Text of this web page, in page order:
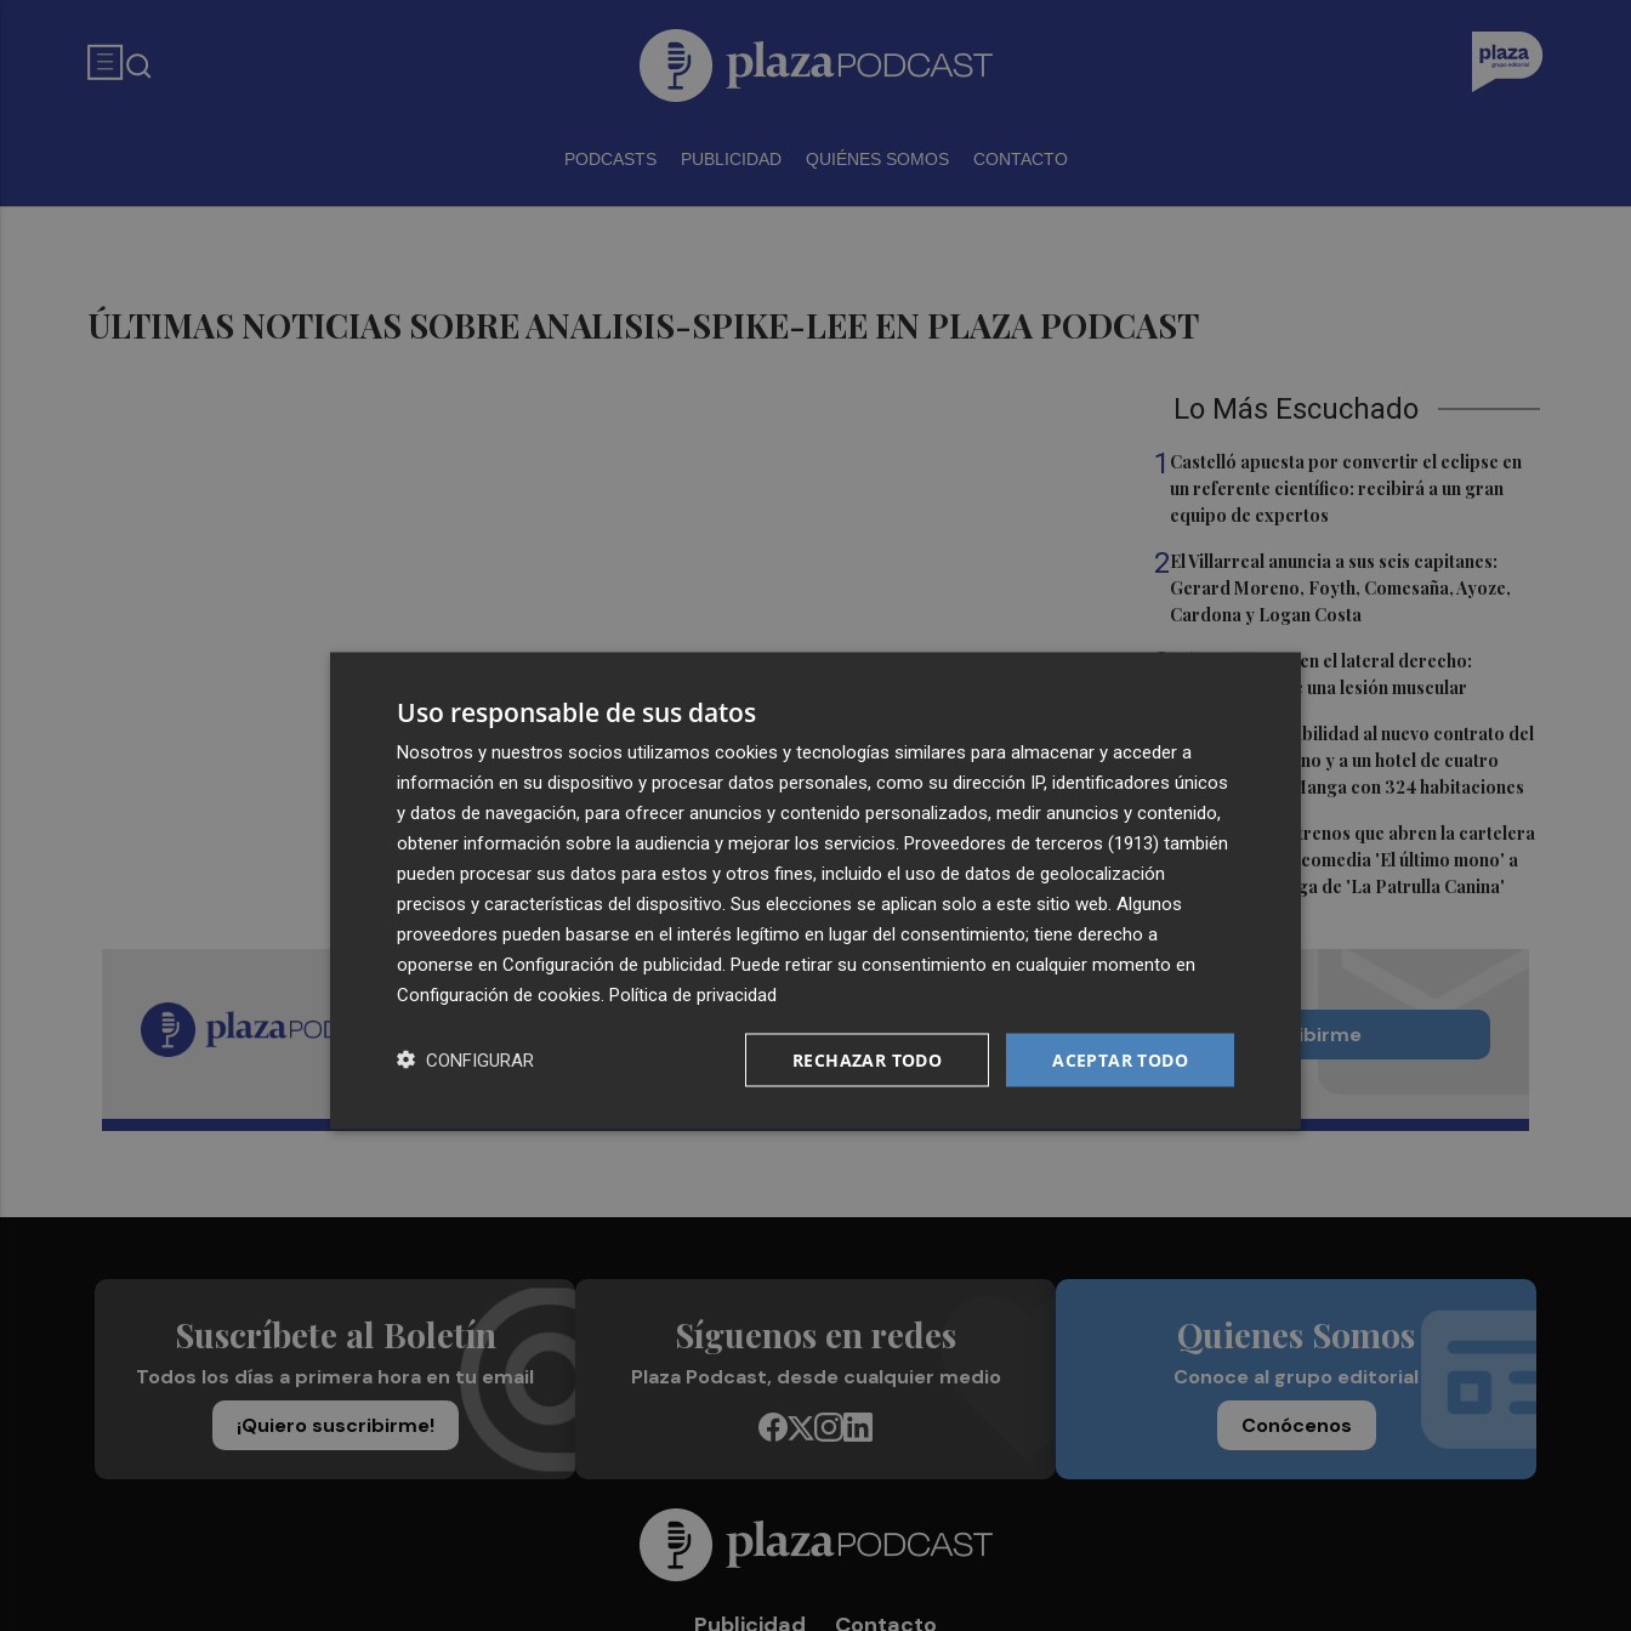
PODCASTS PUBLICIDAD QUIÉNES SOMOS CONTACTO
ÚLTIMAS NOTICIAS SOBRE ANALISIS-SPIKE-LEE EN PLAZA PODCAST
Lo Más Escuchado
1 Castelló apuesta por convertir el eclipse en
un referente científico: recibirá a un gran
equipo de expertos
2El Villarreal anuncia a sus seis capitanes:
Gerard Moreno, Foyth, Comesaña, Ayoze,
Cardona y Logan Costa
3Más problemas en el lateral derecho:
Monferrer sufre una lesión muscular
San Javier da viabilidad al nuevo contrato del
transporte urbano y a un hotel de cuatro
estrellas en La Manga con 324 habitaciones
5 Estos son los estrenos que abren la cartelera
en agosto: de la comedia 'El último mono' a
una nueva entrega de 'La Patrulla Canina'
Recibe toda la actualidad de
Plaza Podcast en tu correo
Quiero suscribirme
Suscríbete al Boletín
Todos los días a primera hora en tu email
¡Quiero suscribirme!
Síguenos en redes
Plaza Podcast, desde cualquier medio
Quienes Somos
Conoce al grupo editorial
Conócenos
Publicidad Contacto
Uso responsable de sus datos
Nosotros y nuestros socios utilizamos cookies y tecnologías similares para almacenar y acceder a
información en su dispositivo y procesar datos personales, como su dirección IP, identificadores únicos
y datos de navegación, para ofrecer anuncios y contenido personalizados, medir anuncios y contenido,
obtener información sobre la audiencia y mejorar los servicios. Proveedores de terceros (1913) también
pueden procesar sus datos para estos y otros fines, incluido el uso de datos de geolocalización
precisos y características del dispositivo. Sus elecciones se aplican solo a este sitio web. Algunos
proveedores pueden basarse en el interés legítimo en lugar del consentimiento; tiene derecho a
oponerse en Configuración de publicidad . Puede retirar su consentimiento en cualquier momento en
Configuración de cookies Política de privacidad
ACEPTAR TODO
RECHAZAR TODO
CONFIGURAR